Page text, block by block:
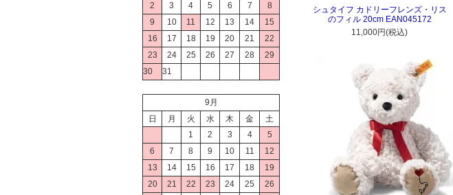
2
3 4 5 6 7
8
9
10 11 12 13 14
15
16
17 18 19 20 21
22
23
24 25 26 27 28
29
30
31
9月
日
月 火 水 木 金
土
1
2 3 4
5
6
7 8 9 10 11
12
13
14 15 16 17 18
19
20
21 22 23 24 25
26
シュタイフ カドリーフレンズ・リス
のフィル 20cm EAN045172
11,000円(税込)